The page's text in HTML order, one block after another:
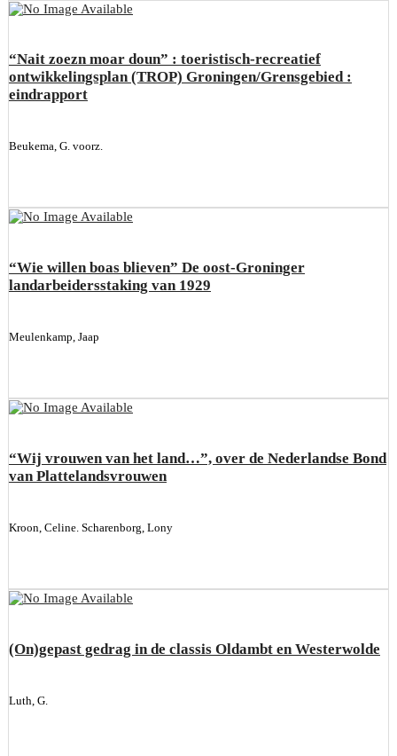
“Nait zoezn moar doun” : toeristisch-recreatief
ontwikkelingsplan (TROP) Groningen/Grensgebied :
eindrapport
Beukema, G. voorz.
“Wie willen boas blieven” De oost-Groninger
landarbeidersstaking van 1929
Meulenkamp, Jaap
“Wij vrouwen van het land…”, over de Nederlandse Bond
van Plattelandsvrouwen
Kroon, Celine. Scharenborg, Lony
(On)gepast gedrag in de classis Oldambt en Westerwolde
Luth, G.